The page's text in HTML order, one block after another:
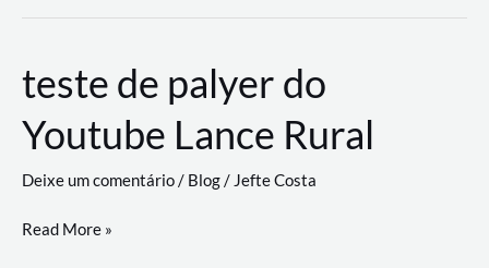
revoluciona
de
trabalho
com
a
workflows
teste de palyer do
Youtube Lance Rural
Deixe um comentário/ Blog/ Jefte Costa
teste
Read More »